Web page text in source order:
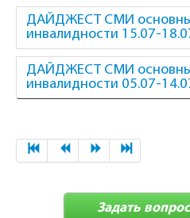
ДАЙДЖЕСТ СМИ
инвалидности 15.07-
ДАЙДЖЕСТ СМИ
инвалидности 05.07-
Задать вопрос